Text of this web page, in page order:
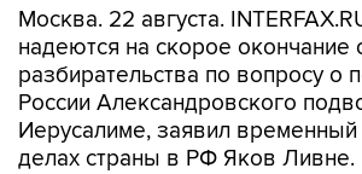
Москва. 22 августа.
надеются на скорое окончание
разбирательства по вопросу о
России Александровского
Иерусалиме, заявил
делах страны в РФ Яков Ливне.